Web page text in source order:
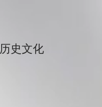
历史文化